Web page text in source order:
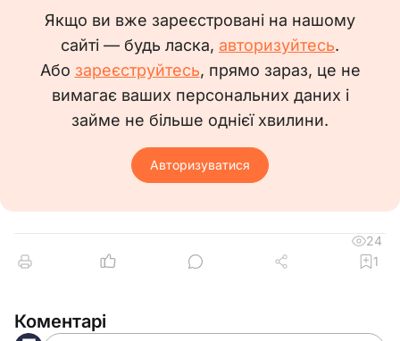
наказу від __.__.20__ № __, право підписувати
документи, що подаються до територіальних
центрів комплектування та соціальної
підтримки в межах виконання обов’язків
щодо ведення військового обліку, а саме:
– повідомлення про зміну облікових
даних призовників, військовозобов’язаних та
обліку;
подання яких передбачено законодавством;
Якщо ви вже зареєстровані на нашому
сайті — будь ласка, авторизуйтесь.
Або зареєструйтесь, прямо зараз, це не
вимагає ваших персональних даних і
займе не більше однієї хвилини.
Авторизуватися
24
1
Коментарі